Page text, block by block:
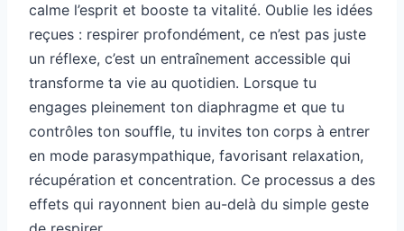
calme l’esprit et booste ta vitalité. Oublie les idées
reçues : respirer profondément, ce n’est pas juste
un réflexe, c’est un entraînement accessible qui
transforme ta vie au quotidien. Lorsque tu
engages pleinement ton diaphragme et que tu
contrôles ton souffle, tu invites ton corps à entrer
en mode parasympathique, favorisant relaxation,
récupération et concentration. Ce processus a des
effets qui rayonnent bien au-delà du simple geste